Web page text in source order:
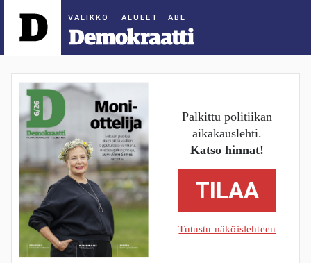
ALUEET
Palkittu politiikan
aikakauslehti.
Katso hinnat!
TILAA
Tutustu näköislehteen